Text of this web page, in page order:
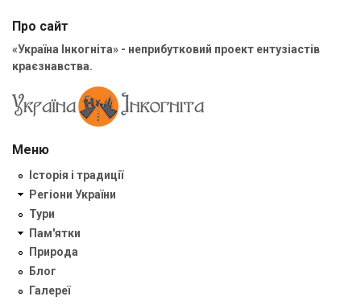
Про сайт
«Україна Інкогніта» - неприбутковий проект ентузіастів
краєзнавства.
Меню
Історія і традиції
Регіони України
Тури
Пам'ятки
Природа
Блог
Галереї